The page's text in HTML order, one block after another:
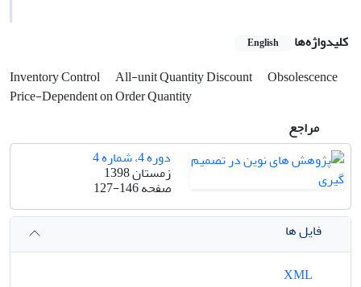
کلیدواژه‌ها English
Inventory Control All-unit Quantity Discount Obsolescence
Price-Dependent on Order Quantity
مراجع
دوره 4، شماره 4
زمستان 1398
صفحه127-146
فایل ها